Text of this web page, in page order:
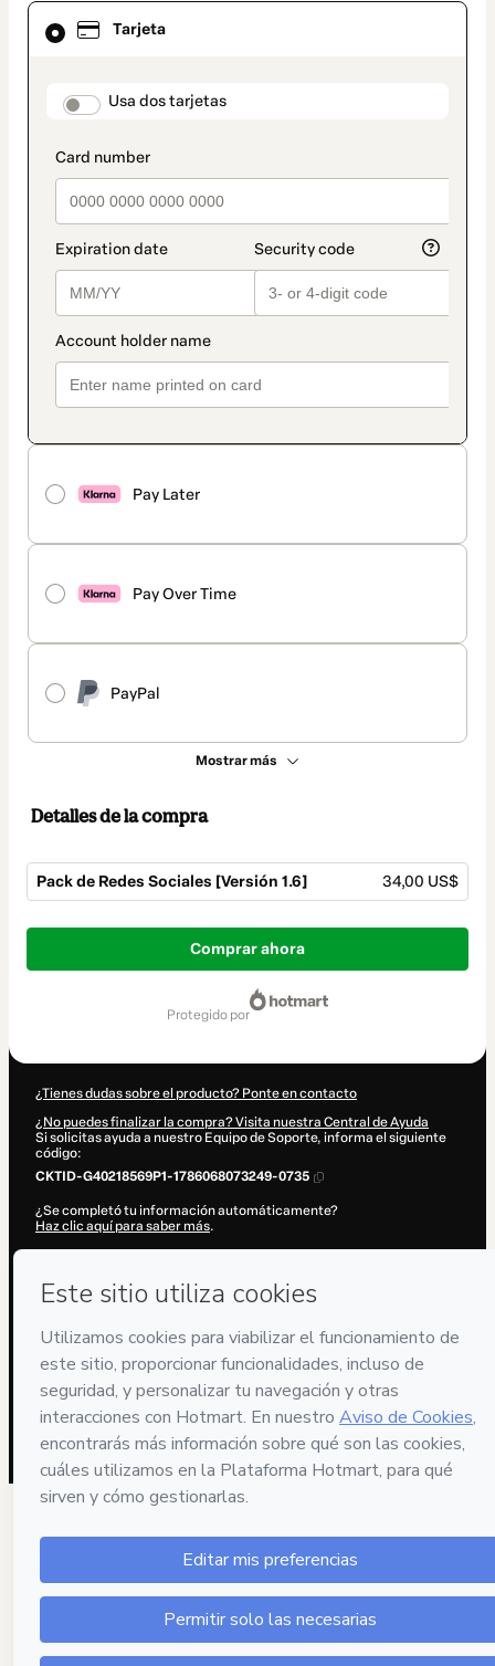
Tarjeta
payment_data.section_title_v2
Usa dos tarjetas
Pay Later
Pay Over Time
PayPal
Mostrar más
El
método
seleccionado
Detalles de la compra
Pack de Redes Sociales [Versión 1.6] 34,00 US$
Total
34,00 US$
Comprar ahora
protegido por
¿Tienes dudas sobre el producto? Ponte en contacto
¿No puedes finalizar la compra? Visita nuestra Central de Ayuda
Si solicitas ayuda a nuestro Equipo de Soporte, informa el siguiente
código:
CKTID-G40218569P1-1786068073249-0735
¿Se completó tu información automáticamente?
Haz clic aquí para saber más.
responsabilidad por el contenido y/o control sobre él; (ii) acepto los
Términos de Uso de Hotmart,Políticas de Privacidad
un tutor legal.
Más información sobre tu compraaquí.
Hotmart ©2026 - Todos los derechos reservados